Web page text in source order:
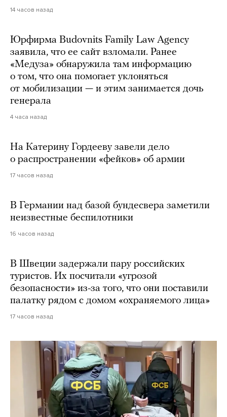
14 часов назад
Юрфирма Budovnits Family Law Agency
заявила, что ее сайт взломали. Ранее
«Медуза» обнаружила там информацию
о том, что она помогает уклоняться
от мобилизации — и этим занимается дочь
генерала
4 часа назад
На Катерину Гордееву завели дело
о распространении «фейков» об армии
17 часов назад
В Германии над базой бундесвера заметили
неизвестные беспилотники
16 часов назад
В Швеции задержали пару российских
туристов. Их посчитали «угрозой
безопасности» из-за того, что они поставили
палатку рядом с домом «охраняемого лица»
17 часов назад